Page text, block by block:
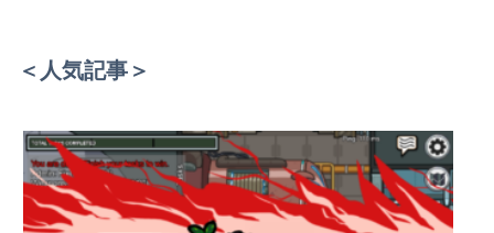
＜人気記事＞